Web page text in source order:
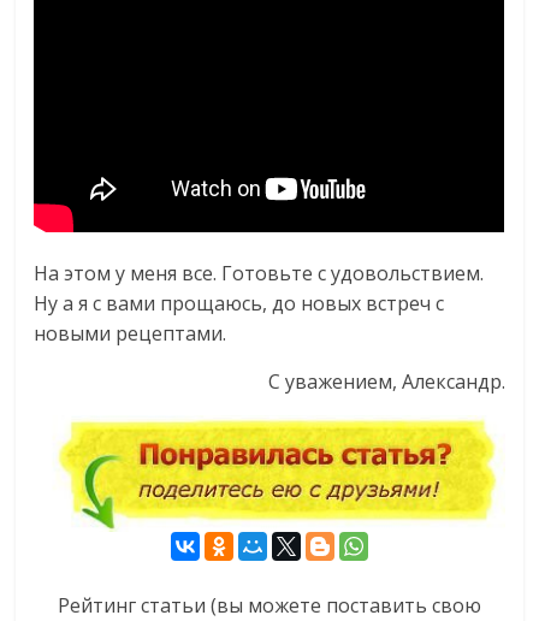
На этом у меня все. Готовьте с удовольствием.
Ну а я с вами прощаюсь, до новых встреч с
новыми рецептами.
С уважением, Александр.
Рейтинг статьи (вы можете поставить свою